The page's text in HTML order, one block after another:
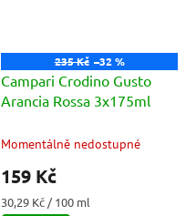
235 Kč –32 %
Campari Crodino Gusto
Arancia Rossa 3x175ml
Momentálně nedostupné
159 Kč
Měrná
30,29 Kč / 100 ml